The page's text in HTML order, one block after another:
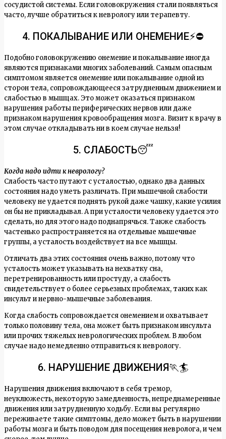
сосудистой системы. Если головокружения стали появляться
часто, лучше обратиться к неврологу или терапевту.
4. ПОКАЛЫВАНИЕ ИЛИ ОНЕМЕНИЕ⚡⛔
Подобно головокружению онемение и покалывание иногда
являются признаками многих заболеваний. Самым опасным
симптомом является онемение или покалывание одной из
сторон тела, сопровождающееся затрудненным движением и
слабостью в мышцах. Это может оказаться признаком
нарушения работы периферических нервов или даже
признаком нарушения кровообращения мозга. Визит к врачу в
этом случае откладывать ни в коем случае нельзя!
5. СЛАБОСТЬ😴
Когда надо идти к неврологу?
Слабость часто путают с усталостью, однако два данных
состояния надо уметь различать. При мышечной слабости
человеку не удается поднять рукой даже чашку, какие усилия
он бы не прикладывал. А при усталости человеку удается это
сделать, но для этого надо поднапрячься. Также слабость
частенько распространяется на отдельные мышечные
группы, а усталость воздействует на все мышцы.
Отличать два этих состояния очень важно, потому что
усталость может указывать на нехватку сна,
перетренированность или простуду, а слабость
свидетельствует о более серьезных проблемах, таких как
инсульт и нервно-мышечные заболевания.
Когда слабость сопровождается онемением и охватывает
только половину тела, она может быть признаком инсульта
или прочих тяжелых неврологических проблем. В любом
случае надо немедленно отправиться к неврологу.
6. НАРУШЕНИЕ ДВИЖЕНИЯ🏃🏄
Нарушения движения включают в себя тремор,
неуклюжесть, некоторую замедленность, непреднамеренные
движения или затрудненную ходьбу. Если вы регулярно
переживаете такие симптомы, дело может быть в нарушении
работы мозга и быть поводом для посещения невролога, и чем